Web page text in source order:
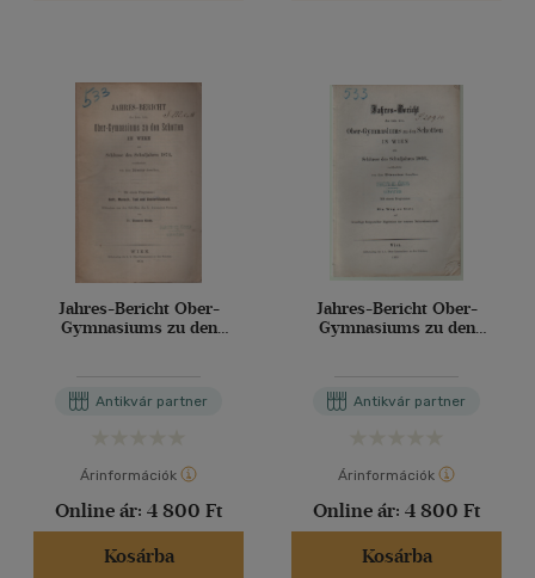
Jahres-Bericht Ober-
Gymnasiums zu den
Antikvár partner
Árinformációk
Online ár: 4 800 Ft
Kosárba
Jahres-Bericht Ober-
Gymnasiums zu den
Antikvár partner
Árinformációk
Online ár: 4 800 Ft
Kosárba